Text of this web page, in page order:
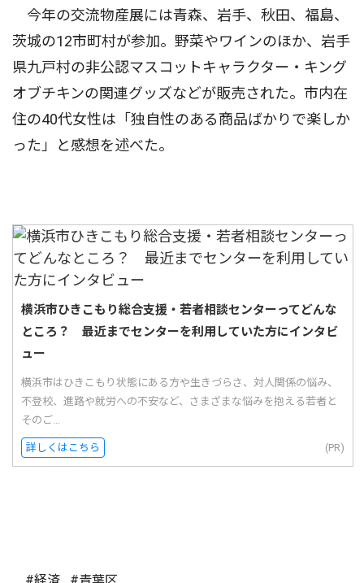
今年の交流物産展には青森、岩手、秋田、福島、
茨城の12市町村が参加。野菜やワインのほか、岩手
県九戸村の非公認マスコットキャラクター・キング
オブチキンの関連グッズなどが販売された。市内在
住の40代女性は「独自性のある商品ばかりで楽しか
った」と感想を述べた。
横浜市ひきこもり総合支援・若者相談センターってどんな
ところ？ 最近までセンターを利用していた方にインタビ
ュー
横浜市はひきこもり状態にある方や生きづらさ、対人関係の悩み、
不登校、進路や就労への不安など、さまざまな悩みを抱える若者と
そのご...
詳しくはこちら (PR)
#経済 #青葉区